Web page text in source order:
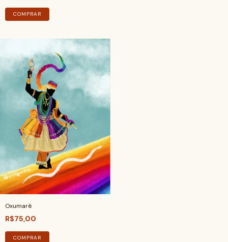
COMPRAR
Oxumarê
R$75,00
COMPRAR